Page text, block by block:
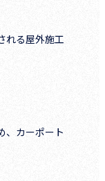
れる屋外施工
、カーポート